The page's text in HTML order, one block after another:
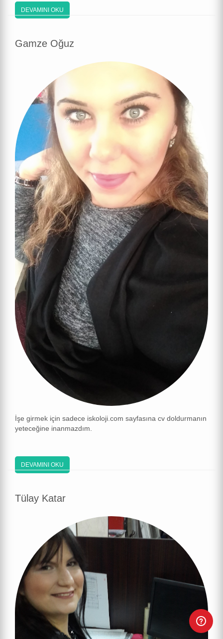
DEVAMINI OKU
Gamze Oğuz
İşe girmek için sadece iskoloji.com sayfasına cv doldurmanın
yeteceğine inanmazdım.
DEVAMINI OKU
Tülay Katar